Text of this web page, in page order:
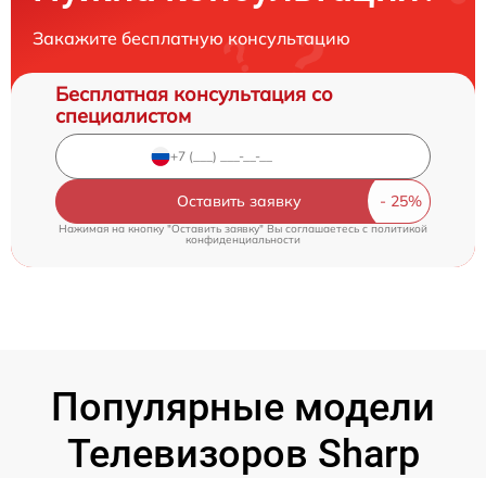
Закажите бесплатную консультацию
Бесплатная консультация со
специалистом
Оставить заявку
Нажимая на кнопку "Оставить заявку" Вы соглашаетесь cполитикой
конфиденциальности
Популярные модели
Телевизоров Sharp